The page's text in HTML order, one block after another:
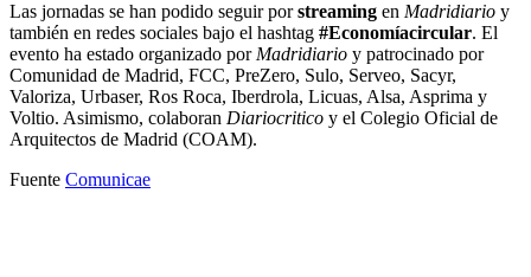
Las jornadas se han podido seguir porstreaming en Madridiario y
también en redes sociales bajo el hashtag #Economíacircular. El
evento ha estado organizado por Madridiario y patrocinado por
Comunidad de Madrid, FCC, PreZero, Sulo, Serveo, Sacyr,
Valoriza, Urbaser, Ros Roca, Iberdrola, Licuas, Alsa, Asprima y
Voltio. Asimismo, colaboran Diariocritico y el Colegio Oficial de
Arquitectos de Madrid (COAM).
Fuente Comunicae